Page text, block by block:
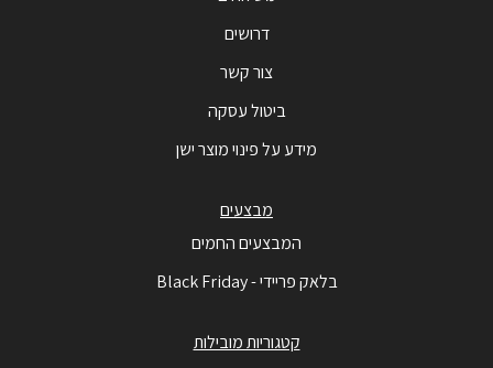
דרושים
צור קשר
ביטול עסקה
מידע על פינוי מוצר ישן
מבצעים
המבצעים החמים
בלאק פריידי - Black Friday
קטגוריות מובילות